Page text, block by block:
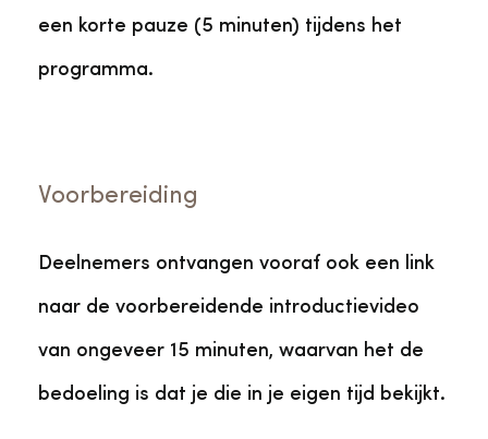
een korte pauze (5 minuten) tijdens het
programma.
Voorbereiding
Deelnemers ontvangen vooraf ook een link
naar de voorbereidende introductievideo
van ongeveer 15 minuten, waarvan het de
bedoeling is dat je die in je eigen tijd bekijkt.